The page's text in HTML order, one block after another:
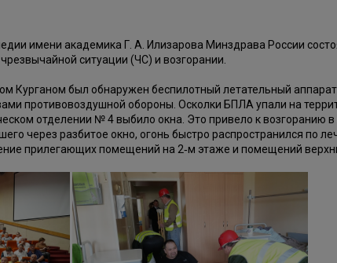
имени академика Г. А. Илизарова Минздрава России
ситуации (ЧС) и возгорании.
Курганом был обнаружен беспилотный летательный
противовоздушной обороны. Осколки БПЛА упали на
отделении № 4 выбило окна. Это привело к возгоранию в
через разбитое окно, огонь быстро распространился по
прилегающих помещений на 2‑м этаже и помещений